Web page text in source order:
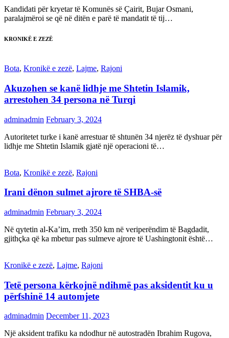
Kandidati për kryetar të Komunës së Çairit, Bujar Osmani,
paralajmëroi se që në ditën e parë të mandatit të tij…
KRONIKË E ZEZË
Bota, Kronikë e zezë, Lajme, Rajoni
Akuzohen se kanë lidhje me Shtetin Islamik,
arrestohen 34 persona në Turqi
adminadmin February 3, 2024
Autoritetet turke i kanë arrestuar të shtunën 34 njerëz të dyshuar për
lidhje me Shtetin Islamik gjatë një operacioni të…
Bota, Kronikë e zezë, Rajoni
Irani dënon sulmet ajrore të SHBA-së
adminadmin February 3, 2024
Në qytetin al-Ka’im, rreth 350 km në veriperëndim të Bagdadit,
gjithçka që ka mbetur pas sulmeve ajrore të Uashingtonit është…
Kronikë e zezë, Lajme, Rajoni
Tetë persona kërkojnë ndihmë pas aksidentit ku u
përfshinë 14 automjete
adminadmin December 11, 2023
Një aksident trafiku ka ndodhur në autostradën Ibrahim Rugova,